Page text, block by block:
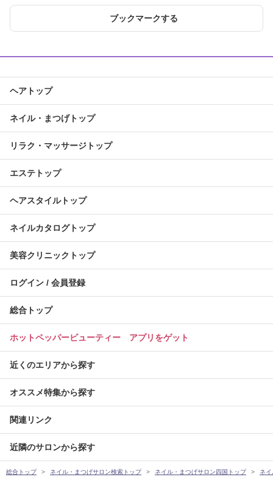
ブックマークする
ヘアトップ
ネイル・まつげトップ
リラク・マッサージトップ
エステトップ
ヘアスタイルトップ
ネイルカタログトップ
美容クリニックトップ
ログイン / 会員登録
総合トップ
ホットペッパービューティー アプリをゲット
近くのエリアから探す
オススメ特集から探す
関連リンク
近隣のサロンから探す
総合トップ ネイル・まつげサロン検索トップ ネイル・まつげサロン四国トップ ネ